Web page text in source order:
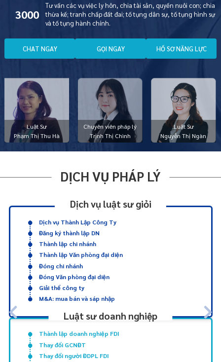
Luật Sư
Phạm Thị Thu Hà
Chuyên viên pháp lý
Trịnh Thị Chình
Luật Sư
Nguyễn Thị Ngàn
3000
Tư vấn các vụ việc ly hôn, chia tài sản, quyền nuôi con; chia
thừa kế; tranh chấp đất đai; tố tụng dân sự, tố tụng hình sự
và tố tụng hành chính.
CHAT NGAY GỌI NGAY HỒ SƠ NĂNG LỰC
DỊCH VỤ PHÁP LÝ
Dịch vụ luật sư giỏi
Dịch vụ Thành Lập Công Ty
Đăng ký thành lập DN
Thành lập chi nhánh
Thành lập Văn phòng đại diện
Đóng chi nhánh
Đóng Văn phòng đại diện
Giải thể công ty
M&A: mua bán và sáp nhập
Luật sư doanh nghiệp
Thành lập doanh nghiệp FDI
Thay đổi GCNĐT
Thay đổi người ĐDPL FDI